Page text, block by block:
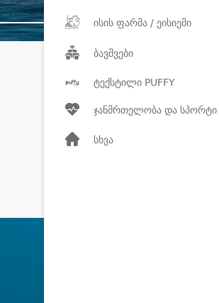
ისის ფარმა / ეისიემი
ბავშვები
ტექსტილი PUFFY
ჯანმრთელობა და სპორტი
სხვა